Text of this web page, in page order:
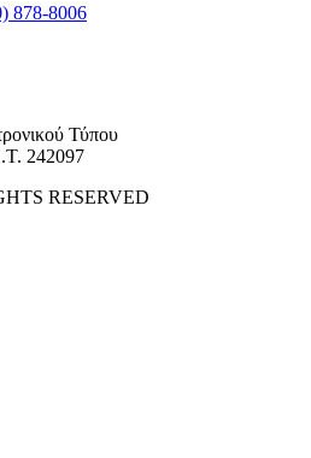
878-8006
Τύπου
242097
RESERVED